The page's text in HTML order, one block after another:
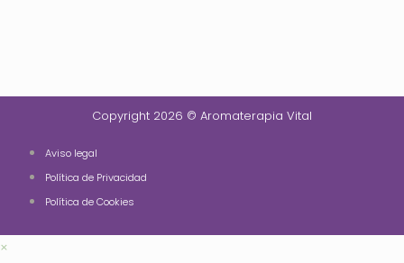
Copyright 2026 © Aromaterapia Vital
Aviso legal
Política de Privacidad
Política de Cookies
×